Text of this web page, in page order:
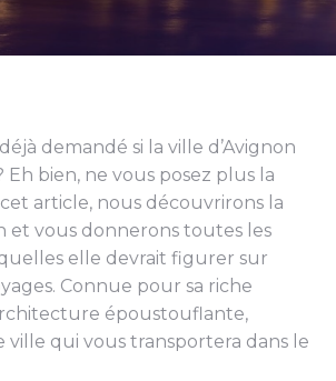
demandé si la ville d’Avignon
bien, ne vous posez plus la
article, nous découvrirons la
et vous donnerons toutes les
elle devrait figurer sur
Connue pour sa riche
époustouflante,
ville qui vous transportera dans le